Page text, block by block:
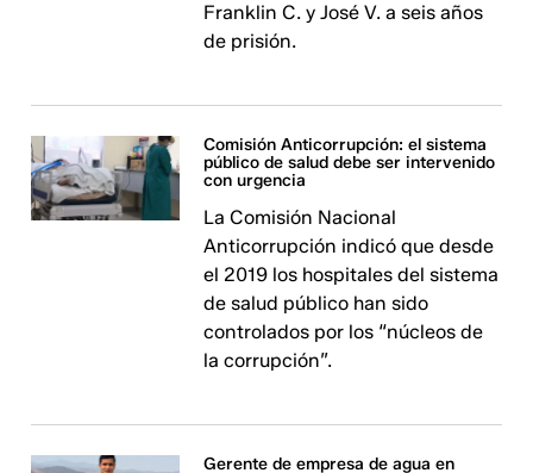
Franklin C. y José V. a seis años
de prisión.
Comisión Anticorrupción: el sistema
público de salud debe ser intervenido
con urgencia
La Comisión Nacional
Anticorrupción indicó que desde
el 2019 los hospitales del sistema
de salud público han sido
controlados por los “núcleos de
la corrupción”.
Gerente de empresa de agua en